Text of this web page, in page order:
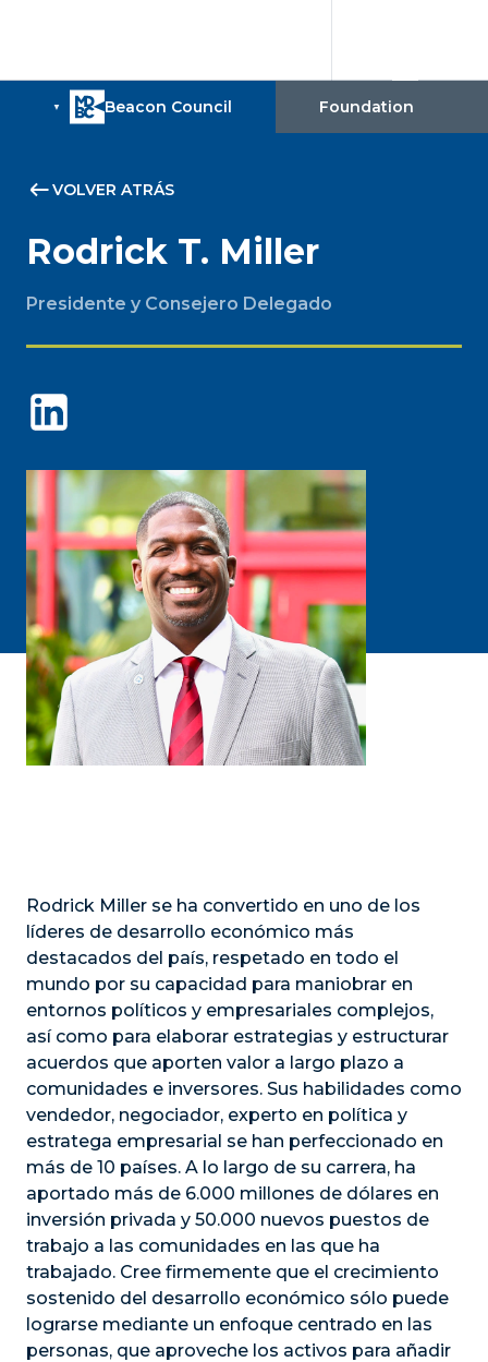
VOLVER ATRÁS
Rodrick T. Miller
Presidente y Consejero Delegado
Rodrick Miller se ha convertido en uno de los
líderes de desarrollo económico más
destacados del país, respetado en todo el
mundo por su capacidad para maniobrar en
entornos políticos y empresariales complejos,
así como para elaborar estrategias y estructurar
acuerdos que aporten valor a largo plazo a
comunidades e inversores. Sus habilidades como
vendedor, negociador, experto en política y
estratega empresarial se han perfeccionado en
más de 10 países. A lo largo de su carrera, ha
aportado más de 6.000 millones de dólares en
inversión privada y 50.000 nuevos puestos de
trabajo a las comunidades en las que ha
trabajado. Cree firmemente que el crecimiento
sostenido del desarrollo económico sólo puede
lograrse mediante un enfoque centrado en las
personas, que aproveche los activos para añadir